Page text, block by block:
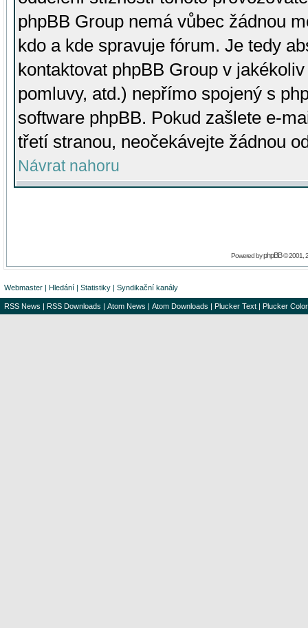
phpBB Group nemá vůbec žádnou
kdo a kde spravuje fórum. Je tedy
kontaktovat phpBB Group v
pomluvy, atd.) nepřímo spojený s
software phpBB. Pokud zašlete e-
třetí stranou, neočekávejte žádnou
Návrat nahoru
Powered byphpBB© 2001,
Webmaster | Hledání | Statistiky | Syndikační kanály
RSS News | RSS Downloads | Atom News | Atom Downloads | Plucker Text | Plucker Color